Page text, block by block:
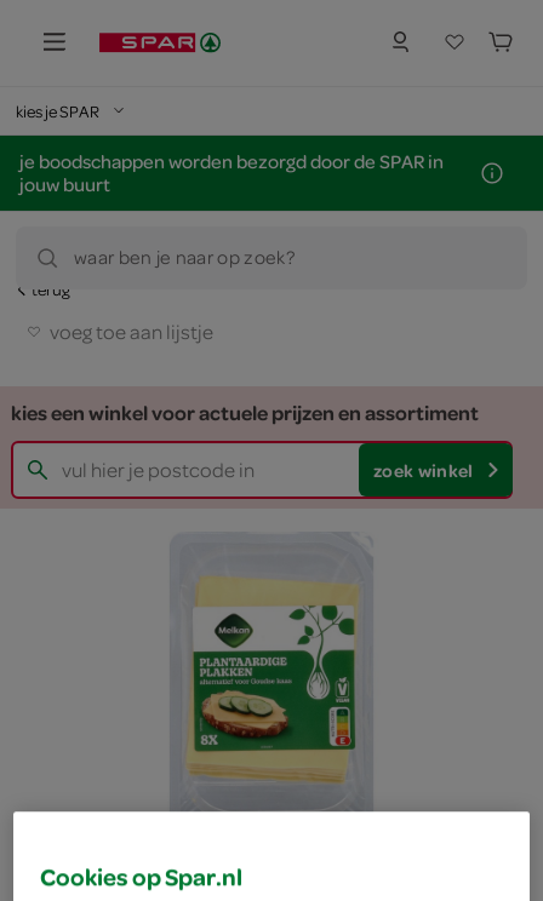
kies je SPAR
je boodschappen worden bezorgd door de SPAR in
jouw buurt
waar ben je naar op zoek?
terug
voeg toe aan lijstje
kies een winkel voor actuele prijzen en assortiment
zoek winkel
Cookies op Spar.nl